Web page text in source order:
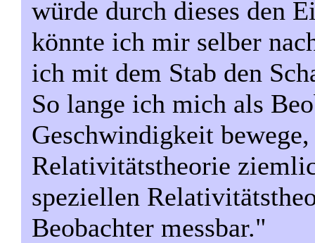
würde durch dieses den
könnte ich mir selber
ich mit dem Stab den
So lange ich mich als
Geschwindigkeit
Relativitätstheorie
speziellen
Beobachter messbar."